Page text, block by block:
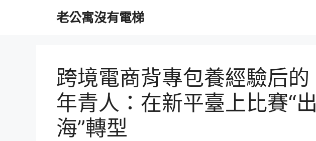
老公寓沒有電梯
跨境電商背專包養經驗后的
年青人：在新平臺上比賽“出
海”轉型